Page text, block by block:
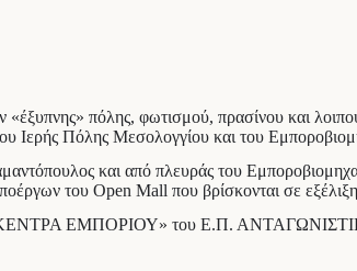
πόλης, φωτισμού, πρασίνου και
Ιερής Πόλης Μεσολογγίου και του
και από πλευράς του
του Open Mall που βρίσκονται σε
ΚΕΝΤΡΑ ΕΜΠΟΡΙΟΥ» του Ε.Π.